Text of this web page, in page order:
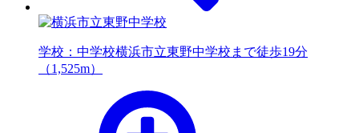
学校：中学校横浜市立東野中学校まで徒歩19分
（1,525m）